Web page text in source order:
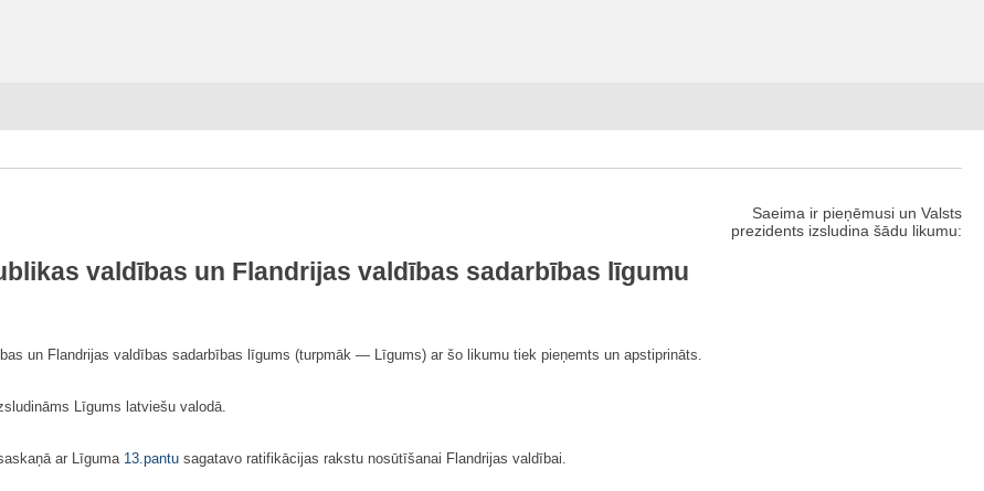
Saeima ir pieņēmusi un Valsts
prezidents izsludina šādu likumu:
valdības un Flandrijas valdības sadarbības līgumu
un Flandrijas valdības sadarbības līgums (turpmāk — Līgums) ar šo likumu tiek pieņemts un apstiprināts.
Līgums latviešu valodā.
ar Līguma 13.pantu sagatavo ratifikācijas rakstu nosūtīšanai Flandrijas valdībai.